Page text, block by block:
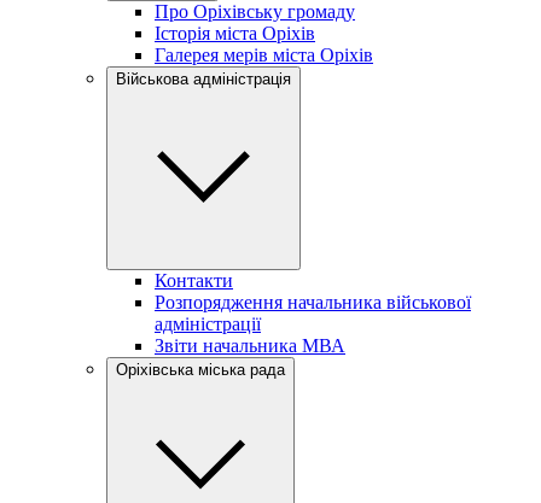
Про Оріхівську громаду
Історія міста Оріхів
Галерея мерів міста Оріхів
Військова адміністрація
Контакти
Розпорядження начальника військової
адміністрації
Звіти начальника МВА
Оріхівська міська рада